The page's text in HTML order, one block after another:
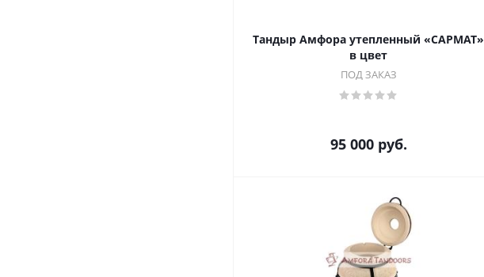
Тандыр Амфора утепленный «САРМАТ»
в цвет
ПОД ЗАКАЗ
95 000руб.